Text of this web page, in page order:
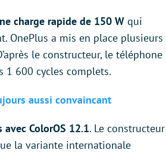
charge rapide de 150 W qui
OnePlus a mis en place plusieurs
le constructeur, le téléphone
1 600 cycles complets.
aussi convaincant
ColorOS 12.1. Le constructeur
la variante internationale